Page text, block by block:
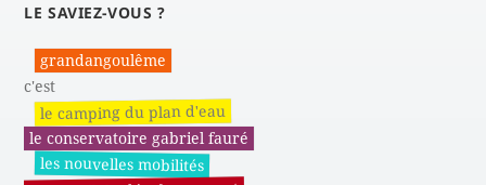
LE SAVIEZ-VOUS ?
grandangoulême
c'est
le camping du plan d'eau
le conservatoire gabriel fauré
les nouvelles mobilités